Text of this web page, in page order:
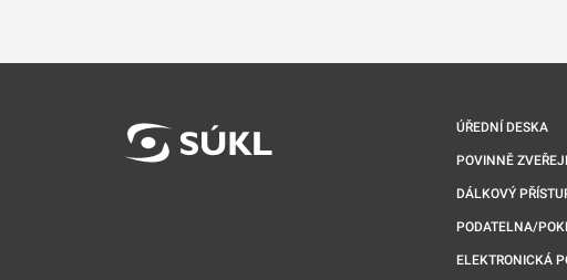
ÚŘEDNÍ DESKA
POVINNĚ
DÁLKOVÝ
PODATELNA/
ELEKTRONICKÁ